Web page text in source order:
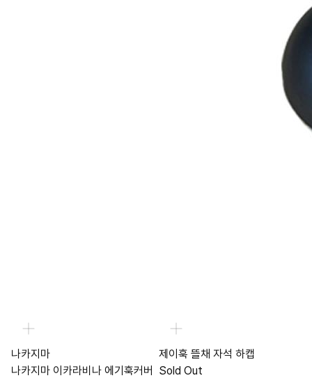
나카지마
나카지마 이카라비나 에기훅커버
제이훅 뜰채 자석 하캡
Sold Out